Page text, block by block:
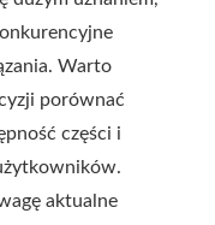
Warto
porównać
części i
aktualne